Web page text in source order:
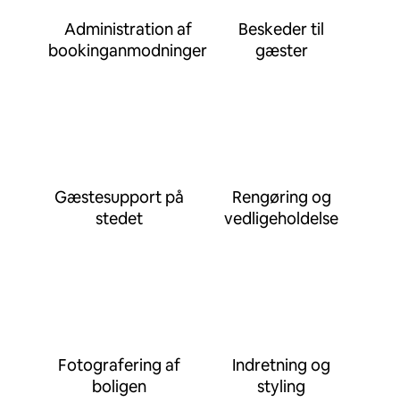
Administration af
bookinganmodninger
Beskeder til
gæster
Gæstesupport på
stedet
Rengøring og
vedligeholdelse
Fotografering af
boligen
Indretning og
styling